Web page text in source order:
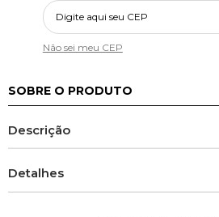
Não sei meu CEP
SOBRE O PRODUTO
Descrição
Detalhes